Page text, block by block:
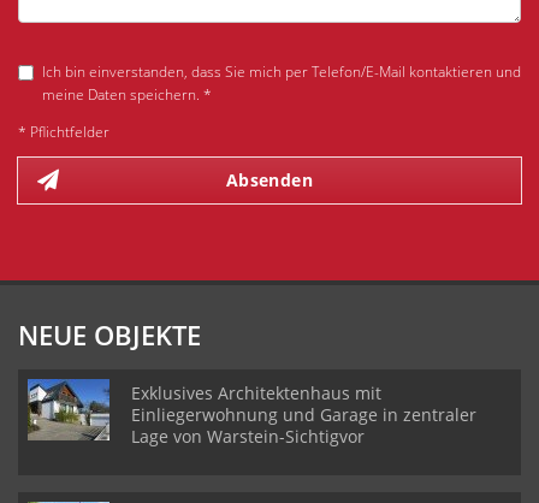
Ich bin einverstanden, dass Sie mich per Telefon/E-Mail kontaktieren und
meine Daten speichern. *
* Pflichtfelder
Absenden
NEUE OBJEKTE
Exklusives Architektenhaus mit
Einliegerwohnung und Garage in zentraler
Lage von Warstein-Sichtigvor